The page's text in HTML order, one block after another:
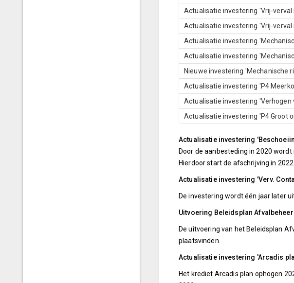
Actualisatie investering 'Vrij-
Actualisatie investering 'Vrij-
Actualisatie investering
Actualisatie investering
Nieuwe investering 'Mechanische
Actualisatie investering 'P4
Actualisatie investering
Actualisatie investering 'P4 Groot
Actualisatie investering
Door de aanbesteding in 2020
Hierdoor start de afschrijving in 2022.
Actualisatie investering 'Verv.
De investering wordt één jaar later
Uitvoering Beleidsplan Afvalbeheer
De uitvoering van het Beleidsplan
plaatsvinden.
Actualisatie investering 'Arcadis
Het krediet Arcadis plan ophogen